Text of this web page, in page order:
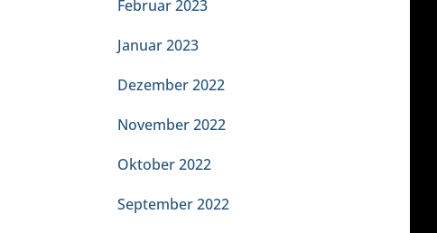
Februar 2023
Januar 2023
Dezember 2022
November 2022
Oktober 2022
September 2022